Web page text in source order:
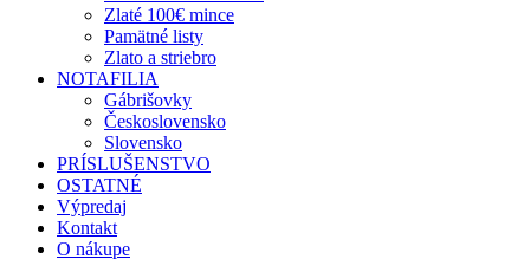
Zlaté 100€ mince
Pamätné listy
Zlato a striebro
NOTAFILIA
Gábrišovky
Československo
Slovensko
PRÍSLUŠENSTVO
OSTATNÉ
Výpredaj
Kontakt
O nákupe